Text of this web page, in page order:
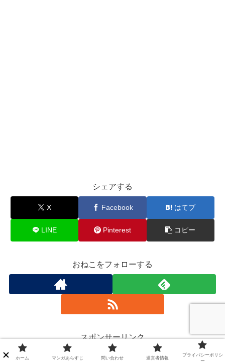
シェアする
X Facebook はてブ
LINE Pinterest コピー
おねこをフォローする
スポンサーリンク
ホーム マンガあらすじ 問い合わせ 運営者情報
プライバシーポリシ
ー